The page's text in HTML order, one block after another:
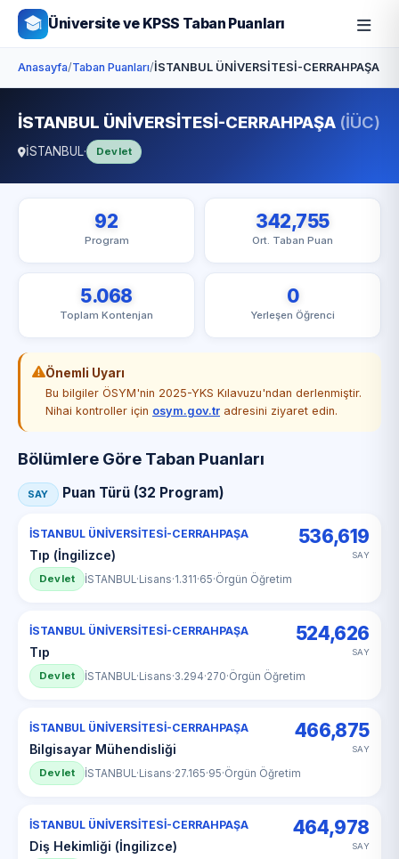
Üniversite ve KPSS Taban Puanları
Anasayfa/Taban Puanları/İSTANBUL ÜNİVERSİTESİ-CERRAHPAŞA
İSTANBUL ÜNİVERSİTESİ-CERRAHPAŞA (İÜC)
İSTANBUL· Devlet
92
Program
342,755
Ort. Taban Puan
5.068
Toplam Kontenjan
0
Yerleşen Öğrenci
Önemli Uyarı
Bu bilgiler ÖSYM'nin 2025-YKS Kılavuzu'ndan derlenmiştir.
Nihai kontroller için osym.gov.tr adresini ziyaret edin.
Bölümlere Göre Taban Puanları
SAY Puan Türü (32 Program)
İSTANBUL ÜNİVERSİTESİ-CERRAHPAŞA
Tıp (İngilizce)
536,619
SAY
Devlet İSTANBUL ·Lisans·1.311·65·Örgün Öğretim
İSTANBUL ÜNİVERSİTESİ-CERRAHPAŞA
Tıp
524,626
SAY
Devlet İSTANBUL ·Lisans·3.294·270·Örgün Öğretim
İSTANBUL ÜNİVERSİTESİ-CERRAHPAŞA
Bilgisayar Mühendisliği
466,875
SAY
Devlet İSTANBUL ·Lisans·27.165·95·Örgün Öğretim
İSTANBUL ÜNİVERSİTESİ-CERRAHPAŞA
Diş Hekimliği (İngilizce)
464,978
SAY